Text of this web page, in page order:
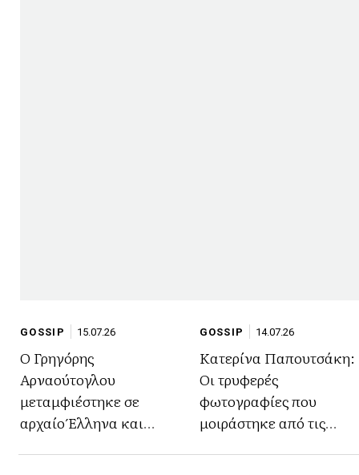
GOSSIP 15.07.26
Ο Γρηγόρης
Αρναούτογλου
μεταμφιέστηκε σε
αρχαίο Έλληνα και
GOSSIP 14.07.26
Κατερίνα Παπουτσάκη:
Οι τρυφερές
φωτογραφίες που
μοιράστηκε από τις